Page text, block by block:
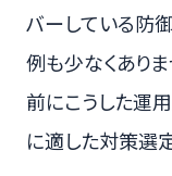
バーしている防
例も少なくあり
前にこうした運
に適した対策選